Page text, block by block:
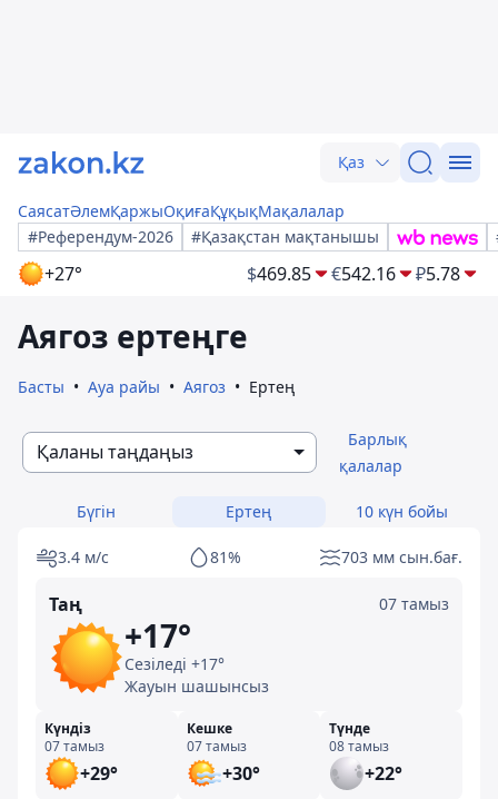
Қаз
СаясатӘлемҚаржыОқиғаҚұқықМақалалар
#Референдум-2026
#Қазақстан мақтанышы
+27° $469.85 €542.16 ₽5.78
Аягоз ертеңге
Басты Ауа райы Аягоз Ертең
Қаланы таңдаңыз
Барлық
қалалар
Бүгін Ертең 10 күн бойы
3.4 м/с 81% 703 мм сын.бағ.
Таң 07 тамыз
+17°
Сезіледі +17°
Жауын шашынсыз
Күндіз
07 тамыз
+29°
Кешке
07 тамыз
+30°
Түнде
08 тамыз
+22°